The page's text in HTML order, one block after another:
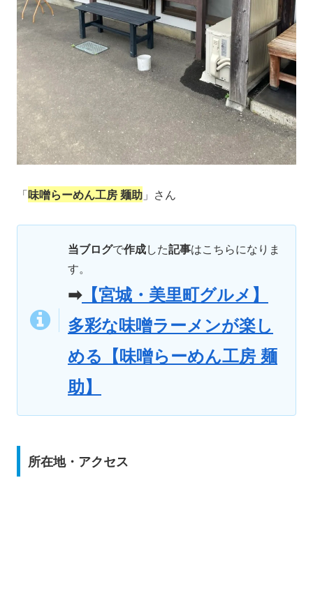
「味噌らーめん工房 麺助 」さん
当ブログで作成した記事はこちらになりま
す。
➡【宮城・美里町グルメ】
多彩な味噌ラーメンが楽し
める【味噌らーめん工房 麺
助】
所在地・アクセス